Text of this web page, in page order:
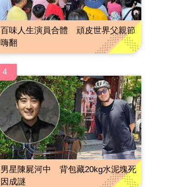
百味人生演員合體 頑皮世界父親節
嗨翻
4
男星陳屍河中 背包藏20kg水泥塊死
因成謎